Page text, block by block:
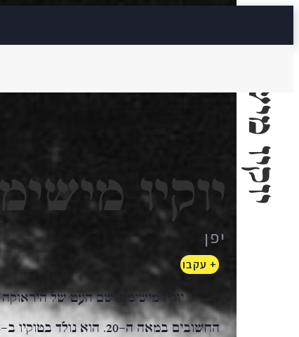
יוקיו מישימה יוקיו
יפן
+ עקבו
יוקיו מישימה, שם העט של